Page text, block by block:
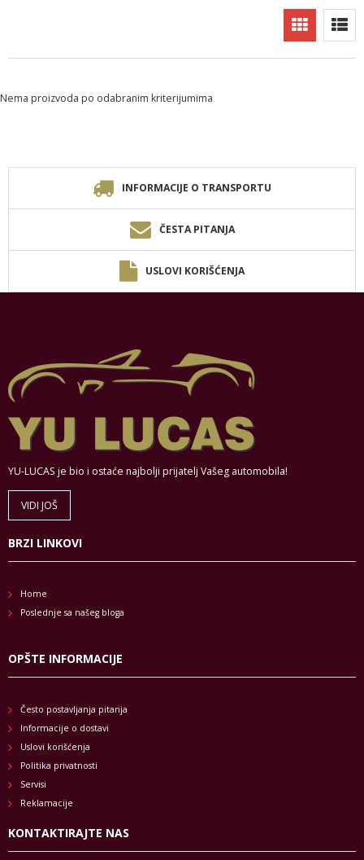
Nema proizvoda po odabranim kriterijumima
INFORMACIJE O TRANSPORTU
ČESTA PITANJA
USLOVI KORIŠĆENJA
YU-LUCAS je bio i ostaće najbolji prijatelj Vašeg automobila!
VIDI JOŠ
BRZI LINKOVI
Home
Poslednje sa našeg bloga
OPŠTE INFORMACIJE
Često postavljanja pitanja
Informacije o dostavi
Uslovi korišćenja
Politika privatnosti
Servisi
Reklamacije
KONTAKTIRAJTE NAS